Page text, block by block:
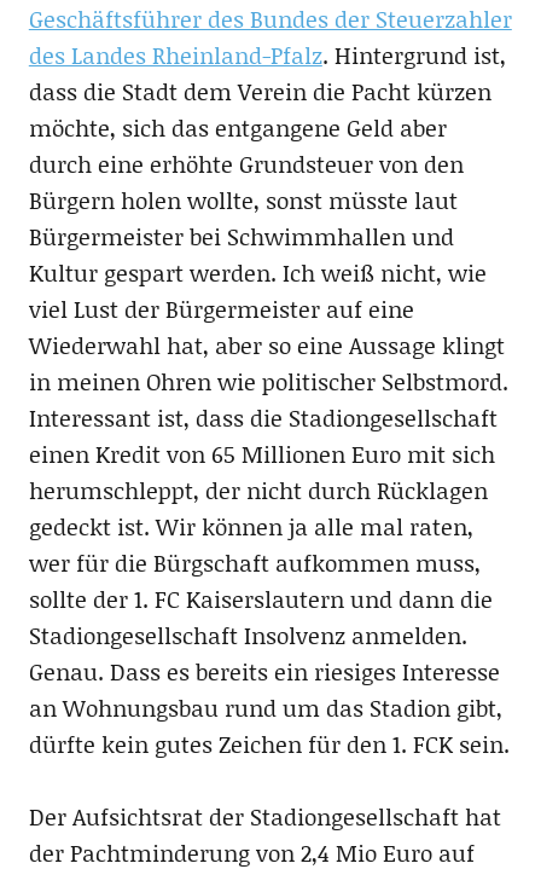
Geschäftsführer des Bundes der Steuerzahler
des Landes Rheinland-Pfalz. Hintergrund ist,
dass die Stadt dem Verein die Pacht kürzen
möchte, sich das entgangene Geld aber
durch eine erhöhte Grundsteuer von den
Bürgern holen wollte, sonst müsste laut
Bürgermeister bei Schwimmhallen und
Kultur gespart werden. Ich weiß nicht, wie
viel Lust der Bürgermeister auf eine
Wiederwahl hat, aber so eine Aussage klingt
in meinen Ohren wie politischer Selbstmord.
Interessant ist, dass die Stadiongesellschaft
einen Kredit von 65 Millionen Euro mit sich
herumschleppt, der nicht durch Rücklagen
gedeckt ist. Wir können ja alle mal raten,
wer für die Bürgschaft aufkommen muss,
sollte der 1. FC Kaiserslautern und dann die
Stadiongesellschaft Insolvenz anmelden.
Genau. Dass es bereits ein riesiges Interesse
an Wohnungsbau rund um das Stadion gibt,
dürfte kein gutes Zeichen für den 1. FCK sein.
Der Aufsichtsrat der Stadiongesellschaft hat
der Pachtminderung von 2,4 Mio Euro auf